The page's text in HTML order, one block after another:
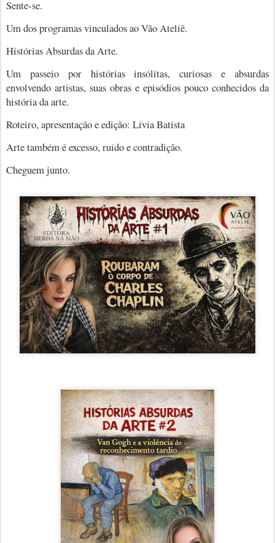
Sente-se.
Um dos programas vinculados ao Vão Ateliê.
Histórias Absurdas da Arte.
Um passeio por histórias insólitas, curiosas e absurdas
envolvendo artistas, suas obras e episódios pouco conhecidos da
história da arte.
Roteiro, apresentação e edição: Lívia Batista
Arte também é excesso, ruído e contradição.
Cheguem junto.